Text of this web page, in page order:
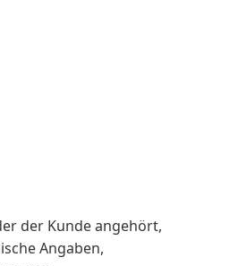
der Kunde angehört,
Angaben,